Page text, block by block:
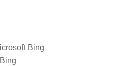
Bing